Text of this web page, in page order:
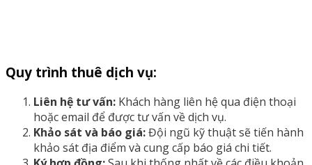
Quy trình thuê dịch vụ:
Liên hệ tư vấn: Khách hàng liên hệ qua điện thoại
hoặc email để được tư vấn về dịch vụ.
Khảo sát và báo giá:Đội ngũ kỹ thuật sẽ tiến hành
khảo sát địa điểm và cung cấp báo giá chi tiết.